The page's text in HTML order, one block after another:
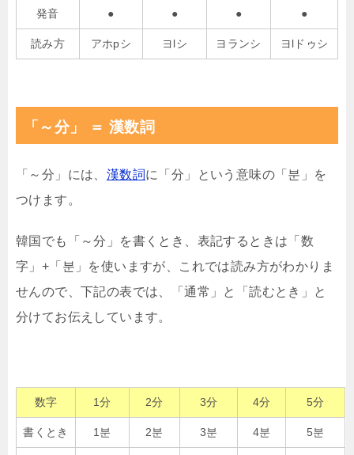
発音 ● ● ● ●
読み方 アホpシ ヨlシ ヨランシ ヨlドゥシ
「～分」 ＝ 漢数詞
「～分」には、 漢数詞に「分」という意味の「분」を
つけます。
韓国でも「～分」を書くとき、表記するときは「数
字」+「분」を使いますが、これでは読み方がわかりま
せんので、下記の表では、「通常」と「読むとき」と
分けてお伝えしています。
数字 1分 2分 3分 4分 5分
書くとき 1분 2분 3분 4분 5분